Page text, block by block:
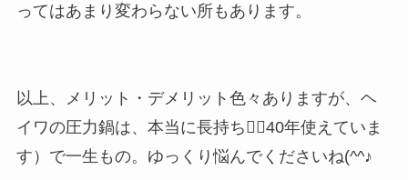
ってはあまり変わらない所もあります。
以上、メリット・デメリット色々ありますが、ヘ
イワの圧力鍋は、本当に長持ち（40年使えていま
す）で一生もの。ゆっくり悩んでくださいね(^^♪